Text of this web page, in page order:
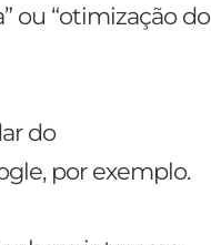
ou “otimização do
do
por exemplo.